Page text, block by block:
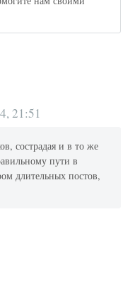
21:51
сострадая и в то же
пути в
длительных постов,